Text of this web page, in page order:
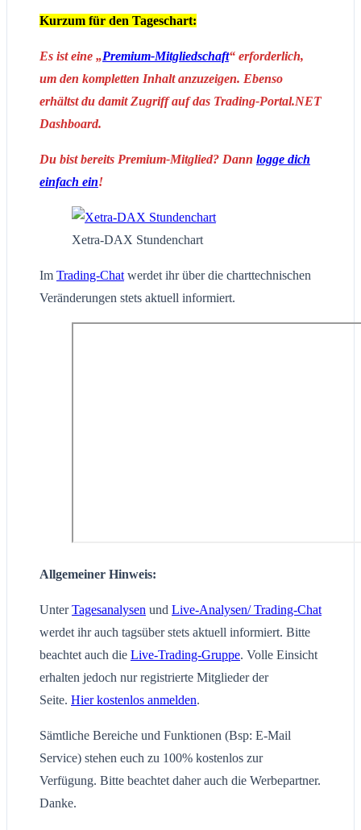
Kurzum für den Tageschart:
Es ist eine „Premium-Mitgliedschaft“ erforderlich,
um den kompletten Inhalt anzuzeigen. Ebenso
erhältst du damit Zugriff auf das Trading-Portal.NET
Dashboard.
Du bist bereits Premium-Mitglied? Dann logge dich
einfach ein!
Xetra-DAX Stundenchart
Im Trading-Chat werdet ihr über die charttechnischen
Veränderungen stets aktuell informiert.
Allgemeiner Hinweis:
UnterTagesanalysen und Live-Analysen/ Trading-Chat
werdet ihr auch tagsüber stets aktuell informiert. Bitte
beachtet auch die Live-Trading-Gruppe. Volle Einsicht
erhalten jedoch nur registrierte Mitglieder der
Seite. Hier kostenlos anmelden.
Sämtliche Bereiche und Funktionen (Bsp: E-Mail
Service) stehen euch zu 100% kostenlos zur
Verfügung. Bitte beachtet daher auch die Werbepartner.
Danke.